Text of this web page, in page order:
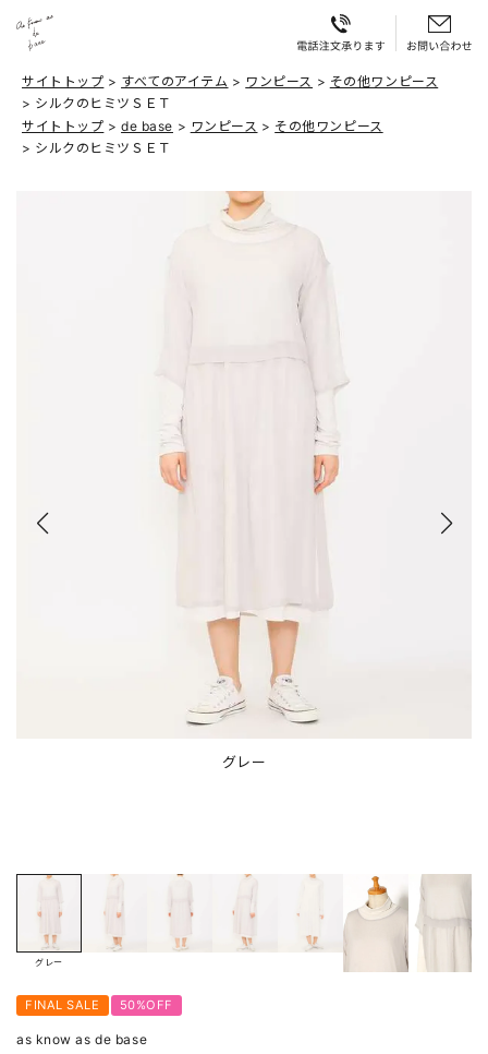
サイトトップ すべてのアイテム ワンピース
その他ワンピース
シルクのヒミツＳＥＴ
サイトトップ
de base ワンピース
その他ワンピース
シルクのヒミツＳＥＴ
グレー
グレー
FINAL SALE 50%OFF
as know as de base